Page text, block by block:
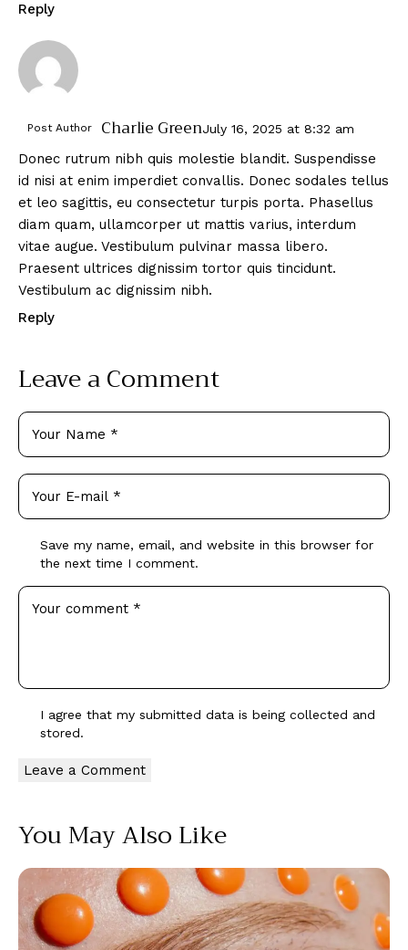
Reply
Post Author Charlie GreenJuly 16, 2025 at 8:32 am
Donec rutrum nibh quis molestie blandit. Suspendisse
id nisi at enim imperdiet convallis. Donec sodales tellus
et leo sagittis, eu consectetur turpis porta. Phasellus
diam quam, ullamcorper ut mattis varius, interdum
vitae augue. Vestibulum pulvinar massa libero.
Praesent ultrices dignissim tortor quis tincidunt.
Vestibulum ac dignissim nibh.
Reply
Leave a Comment
Save my name, email, and website in this browser for
the next time I comment.
I agree that my submitted data is being collected and
stored.
You May Also Like